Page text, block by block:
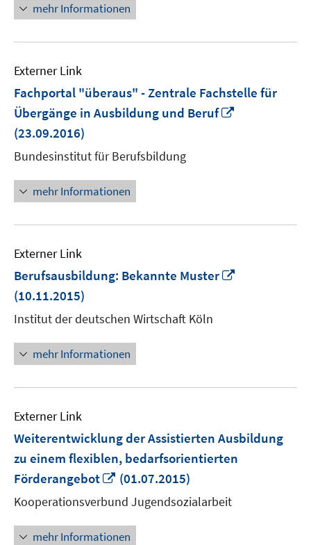
mehr Informationen
Externer Link
Fachportal "überaus" - Zentrale Fachstelle für
Übergänge in Ausbildung und Beruf
(23.09.2016)
Bundesinstitut für Berufsbildung
mehr Informationen
Externer Link
Berufsausbildung: Bekannte Muster
(10.11.2015)
Institut der deutschen Wirtschaft Köln
mehr Informationen
Externer Link
Weiterentwicklung der Assistierten Ausbildung
zu einem flexiblen, bedarfsorientierten
Förderangebot
In
neuem
Fenster
öffnen
(01.07.2015)
Kooperationsverbund Jugendsozialarbeit
mehr Informationen